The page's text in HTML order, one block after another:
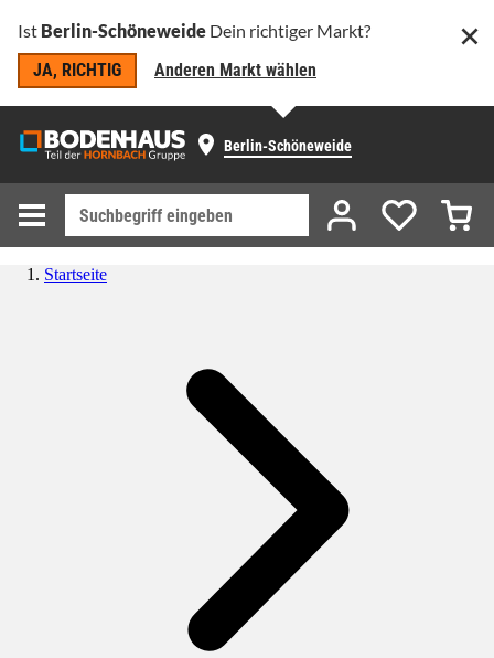
Ist Berlin-Schöneweide Dein richtiger Markt?
JA, RICHTIG
Anderen Markt wählen
Berlin-Schöneweide
Startseite